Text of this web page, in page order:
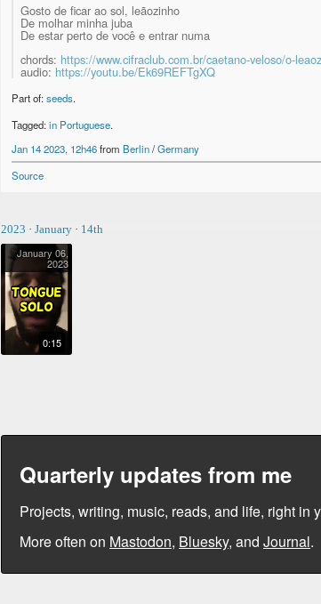
Gosto de ficar ao sol, leãozinho
De molhar minha juba
De estar perto de você e entrar numa
chords: https://www.cifraclub.com.br/caetano-veloso/o-
audio: https://youtu.be/Ek69REFTgXQ
Part of:seeds.
Tagged:in Portuguese.
Jan 14 2023, 12h46from Berlin/Germany
Source
2023 · January · 14th
January 06,
2023
TONGUE SOLO
0:15
Quarterly updates from me
Projects, writing, music, reads, and life, right in
More often on Mastodon, Bluesky, and Journal.